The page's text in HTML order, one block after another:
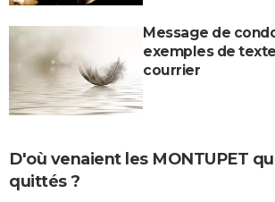
Message de
exemples de
courrier
D'où venaient les MONTUPET
quittés ?